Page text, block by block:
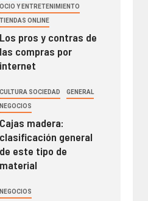
OCIO Y ENTRETENIMIENTO
TIENDAS ONLINE
Los pros y contras de
las compras por
internet
CULTURA SOCIEDAD GENERAL
NEGOCIOS
Cajas madera:
clasificación general
de este tipo de
material
NEGOCIOS